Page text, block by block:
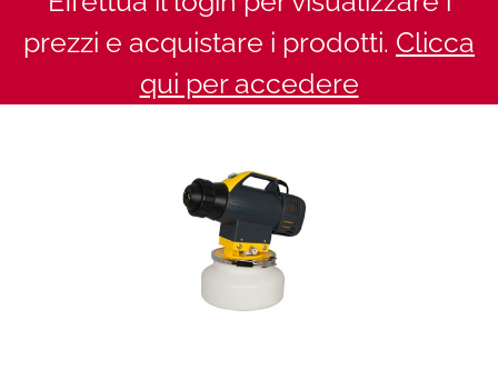
prezzi e acquistare i prodotti. Clicca
qui per accedere